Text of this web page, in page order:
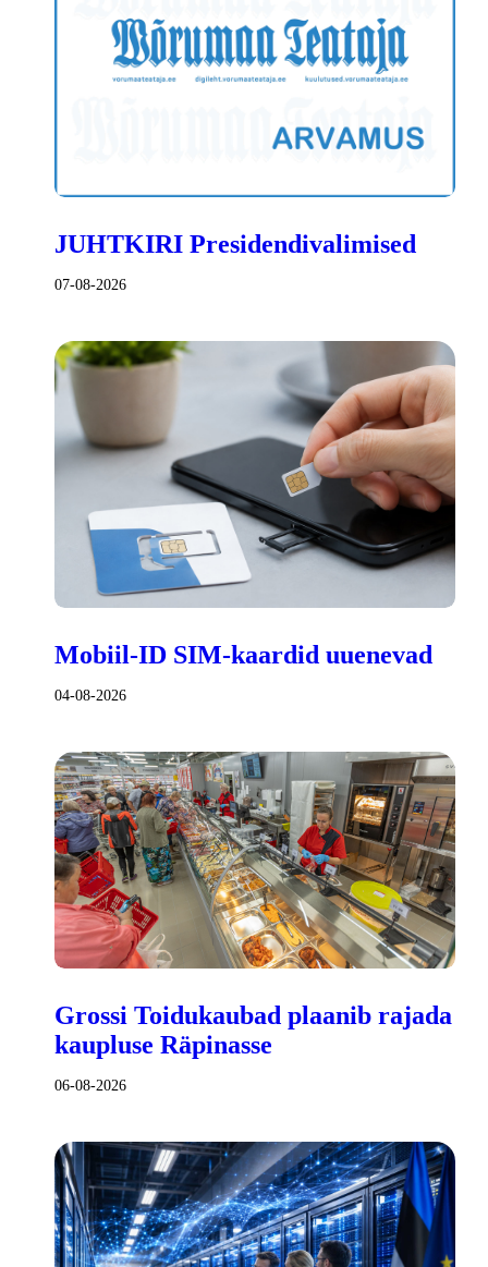
JUHTKIRI Presidendivalimised
07-08-2026
Mobiil-ID SIM-kaardid uuenevad
04-08-2026
Grossi Toidukaubad plaanib rajada
kaupluse Räpinasse
06-08-2026